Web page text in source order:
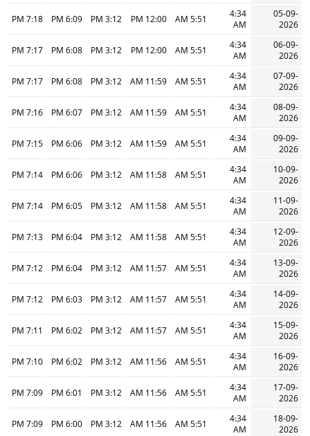
05-09-
2026
4:34
AM
5:51 AM
12:00 PM
3:12 PM
6:09 PM
7:18 PM
06-09-
2026
4:34
AM
5:51 AM
12:00 PM
3:12 PM
6:08 PM
7:17 PM
07-09-
2026
4:34
AM
5:51 AM
11:59 AM
3:12 PM
6:08 PM
7:17 PM
08-09-
2026
4:34
AM
5:51 AM
11:59 AM
3:12 PM
6:07 PM
7:16 PM
09-09-
2026
4:34
AM
5:51 AM
11:59 AM
3:12 PM
6:06 PM
7:15 PM
10-09-
2026
4:34
AM
5:51 AM
11:58 AM
3:12 PM
6:06 PM
7:14 PM
11-09-
2026
4:34
AM
5:51 AM
11:58 AM
3:12 PM
6:05 PM
7:14 PM
12-09-
2026
4:34
AM
5:51 AM
11:58 AM
3:12 PM
6:04 PM
7:13 PM
13-09-
2026
4:34
AM
5:51 AM
11:57 AM
3:12 PM
6:04 PM
7:12 PM
14-09-
2026
4:34
AM
5:51 AM
11:57 AM
3:12 PM
6:03 PM
7:12 PM
15-09-
2026
4:34
AM
5:51 AM
11:57 AM
3:12 PM
6:02 PM
7:11 PM
16-09-
2026
4:34
AM
5:51 AM
11:56 AM
3:12 PM
6:02 PM
7:10 PM
17-09-
2026
4:34
AM
5:51 AM
11:56 AM
3:12 PM
6:01 PM
7:09 PM
18-09-
2026
4:34
AM
5:51 AM
11:56 AM
3:12 PM
6:00 PM
7:09 PM